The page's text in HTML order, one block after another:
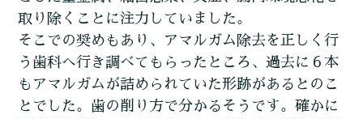
取り除くことに注力していました。
そこでの奨めもあり、アマルガム除去を正しく行
う歯科へ行き調べてもらったところ、過去に６本
もアマルガムが詰められていた形跡があるとのこ
とでした。歯の削り方で分かるそうです。確かに